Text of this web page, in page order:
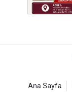
Ana Sayfa